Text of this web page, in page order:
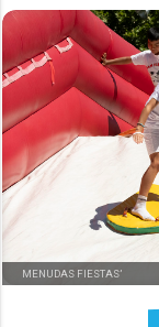
MENUDAS FIESTAS’